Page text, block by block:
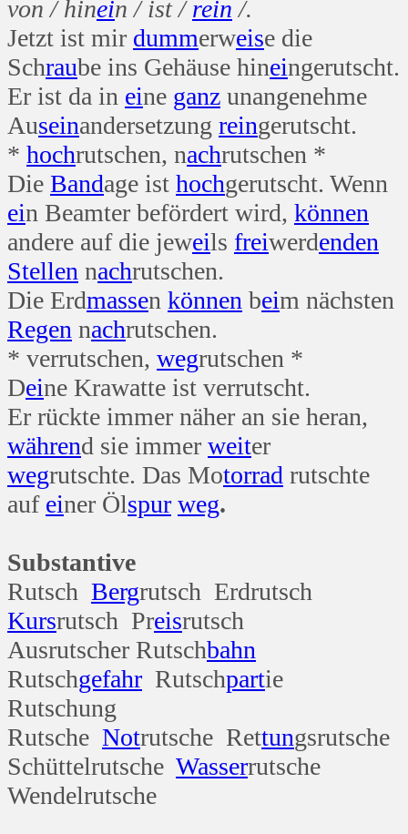
von / hinein / ist /rein /.
Jetzt ist mir dummerweise die
Schraube ins Gehäuse hineingerutscht.
Er ist da in eine ganz unangenehme
Auseinandersetzung reingerutscht.
* hochrutschen, nachrutschen *
Die Bandage ist hochgerutscht. Wenn
ein Beamter befördert wird, können
andere auf die jeweils freiwerdenden
Stellen nachrutschen.
Die Erdmassen können beim nächsten
Regen nachrutschen.
* verrutschen, wegrutschen *
Deine Krawatte ist verrutscht.
Er rückte immer näher an sie heran,
während sie immer weiter
wegrutschte. Das Motorrad rutschte
auf einer Ölspur weg.
Substantive
Rutsch Bergrutsch Erdrutsch
Kursrutsch Preisrutsch
Ausrutscher Rutschbahn
Rutschgefahr Rutschpartie
Rutschung
Rutsche Notrutsche Rettungsrutsche
Schüttelrutsche Wasserrutsche
Wendelrutsche